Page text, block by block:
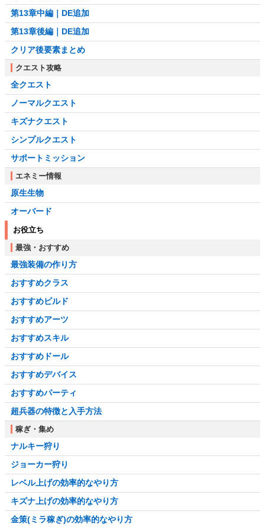
第13章中編｜DE追加
第13章後編｜DE追加
クリア後要素まとめ
クエスト攻略
全クエスト
ノーマルクエスト
キズナクエスト
シンプルクエスト
サポートミッション
エネミー情報
原生生物
オーバード
お役立ち
最強・おすすめ
最強装備の作り方
おすすめクラス
おすすめビルド
おすすめアーツ
おすすめスキル
おすすめドール
おすすめデバイス
おすすめパーティ
超兵器の特徴と入手方法
稼ぎ・集め
ナルキー狩り
ジョーカー狩り
レベル上げの効率的なやり方
キズナ上げの効率的なやり方
金策(ミラ稼ぎ)の効率的なやり方